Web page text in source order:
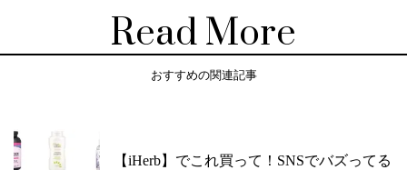
Read More
おすすめの関連記事
【iHerb】でこれ買って！SNSでバズってる